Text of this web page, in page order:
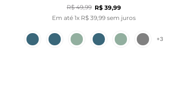
R$ 49,99 R$ 39,99
Em até 1x R$ 39, 99sem juros
+3